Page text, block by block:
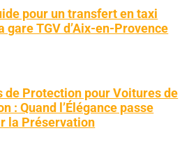
pour un transfert en taxi
gare TGV d’Aix-en-Provence
de Protection pour Voitures de
: Quand l’Élégance passe
la Préservation